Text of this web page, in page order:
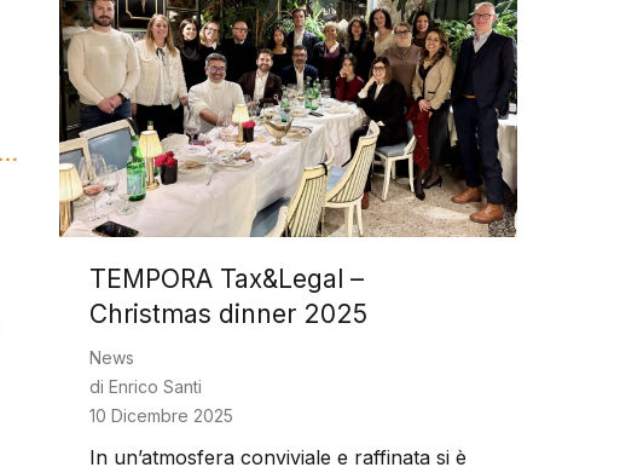
TEMPORA Tax&Legal –
Christmas dinner 2025
News
di Enrico Santi
10 Dicembre 2025
In un’atmosfera conviviale e raffinata si è